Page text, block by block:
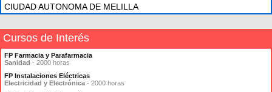
CIUDAD AUTONOMA DE MELILLA
Cursos de Interés
FP Farmacia y Parafarmacia
Sanidad - 2000 horas
FP Instalaciones Eléctricas
Electricidad y Electrónica - 2000 horas